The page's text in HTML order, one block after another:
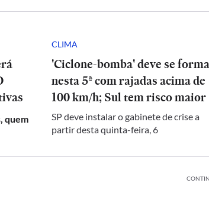
quem
CLIMA
'Ciclone-bomba' deve se
nesta 5ª com rajadas acima de
100 km/h; Sul tem risco maior
SP deve instalar o gabinete de crise a
partir desta quinta-feira, 6